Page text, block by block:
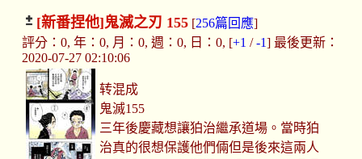
[新番捏他]鬼滅之刃 155[256篇回應]
評分：0, 年：0, 月：0, 週：0, 日：0, [+1 /-1] 最後更新：
2020-07-27 02:10:06
转混成
鬼滅155
三年後慶藏想讓狛治繼承道場。當時狛
治真的很想保護他們倆但是後來這兩人